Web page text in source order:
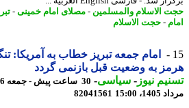
الاسلام والمسلمین-مصلای امام خمینی-تبریز-
-حجت الاسلام
امام جمعه تبریز خطاب به آمریکا: تنگه
به وضعیت قبل بازنمی گردد
نیوز-سیاسی-
30 ساعت پیش - جمعه 16
15:00
82041561